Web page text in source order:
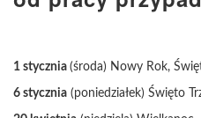
1 stycznia (środa) Nowy Rok,
6 stycznia (poniedziałek) Święto